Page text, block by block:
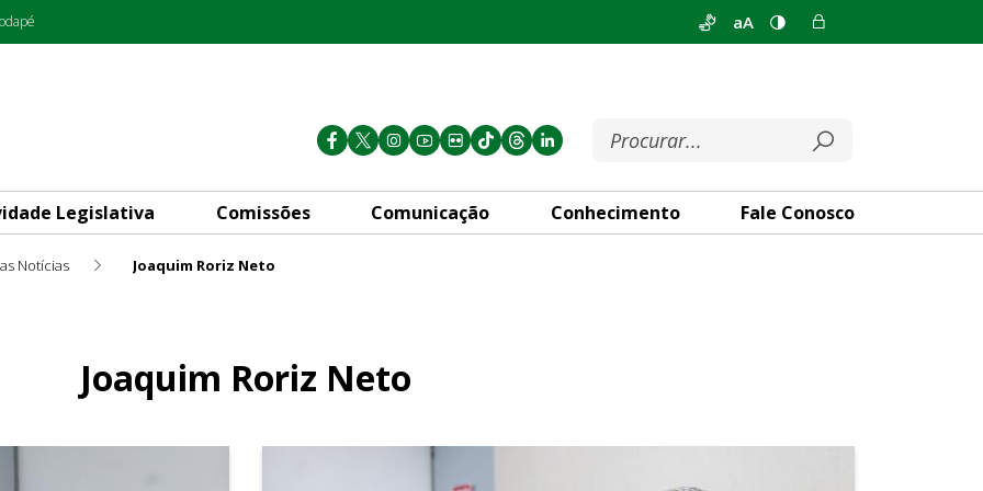
aA
Legislativa Comissões Comunicação Conhecimento Fale Conosco
Notícias Joaquim Roriz Neto
Joaquim Roriz Neto